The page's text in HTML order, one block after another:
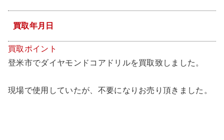
買取年月日
買取ポイント
登米市でダイヤモンドコアドリルを買取致しました。
現場で使用していたが、不要になりお売り頂きました。